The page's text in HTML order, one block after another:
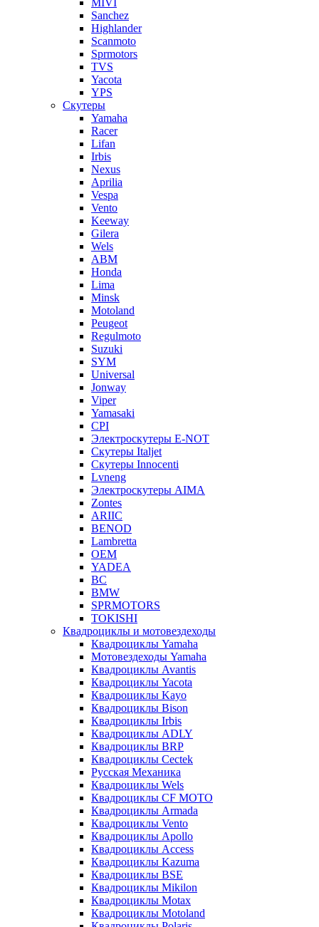
MIVI
Sanchez
Highlander
Scanmoto
Sprmotors
TVS
Yacota
YPS
Скутеры
Yamaha
Racer
Lifan
Irbis
Nexus
Aprilia
Vespa
Vento
Keeway
Gilera
Wels
ABM
Honda
Lima
Minsk
Motoland
Peugeot
Regulmoto
Suzuki
SYM
Universal
Jonway
Viper
Yamasaki
CPI
Электроскутеры E-NOT
Скутеры Italjet
Скутеры Innocenti
Lvneng
Электроскутеры AIMA
Zontes
ARIIC
BENOD
Lambretta
OEM
YADEA
BC
BMW
SPRMOTORS
TOKISHI
Квадроциклы и мотовездеходы
Квадроциклы Yamaha
Мотовездеходы Yamaha
Квадроциклы Avantis
Квадроциклы Yacota
Квадроциклы Kayo
Квадроциклы Bison
Квадроциклы Irbis
Квадроциклы ADLY
Квадроциклы BRP
Квадроциклы Cectek
Русская Механика
Квадроциклы Wels
Квадроциклы CF MOTO
Квадроциклы Armada
Квадроциклы Vento
Квадроциклы Apollo
Квадроциклы Access
Квадроциклы Kazuma
Квадроциклы BSE
Квадроциклы Mikilon
Квадроциклы Motax
Квадроциклы Motoland